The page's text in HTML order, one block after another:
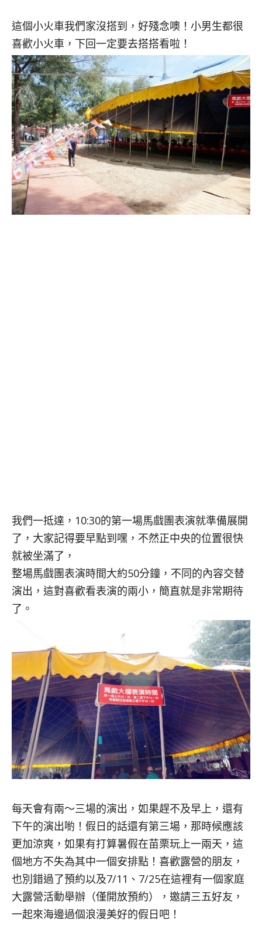
這個小火車我們家沒搭到，好殘念噢！小男生都很
喜歡小火車，下回一定要去搭搭看啦！
我們一抵達，10:30的第一場馬戲團表演就準備展開
了，大家記得要早點到嘿，不然正中央的位置很快
就被坐滿了，
整場馬戲團表演時間大約50分鐘，不同的內容交替
演出，這對喜歡看表演的兩小，簡直就是非常期待
了。
每天會有兩～三場的演出，如果趕不及早上，還有
下午的演出喲！假日的話還有第三場，那時候應該
更加涼爽，如果有打算暑假在苗栗玩上一兩天，這
個地方不失為其中一個安排點！喜歡露營的朋友，
也別錯過了預約以及7/11、7/25在這裡有一個家庭
大露營活動舉辦（僅開放預約），邀請三五好友，
一起來海邊過個浪漫美好的假日吧！